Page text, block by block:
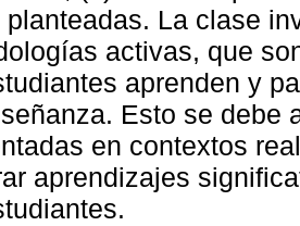
planteadas. La clase
activas, que
aprenden y
Esto se debe
en contextos
aprendizajes